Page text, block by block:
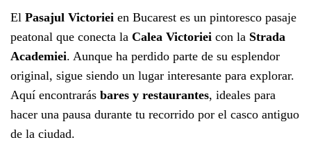
El Pasajul Victoriei en Bucarest es un pintoresco pasaje
peatonal que conecta la Calea Victoriei con la Strada
Academiei. Aunque ha perdido parte de su esplendor
original, sigue siendo un lugar interesante para explorar.
Aquí encontrarás bares y restaurantes, ideales para
hacer una pausa durante tu recorrido por el casco antiguo
de la ciudad.